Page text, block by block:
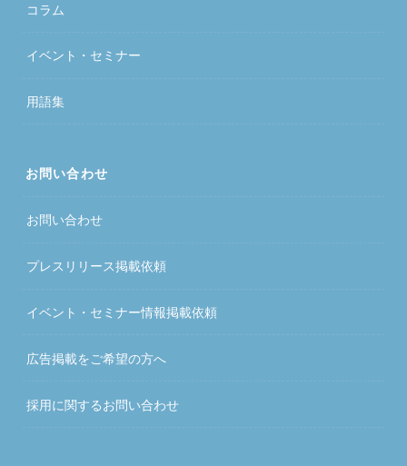
コラム
イベント・セミナー
用語集
お問い合わせ
お問い合わせ
プレスリリース掲載依頼
イベント・セミナー情報掲載依頼
広告掲載をご希望の方へ
採用に関するお問い合わせ